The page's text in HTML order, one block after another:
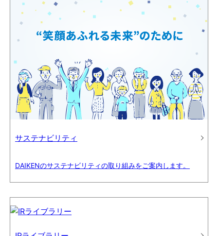
サステナビリティ
DAIKENのサステナビリティの取り組みをご案内します。